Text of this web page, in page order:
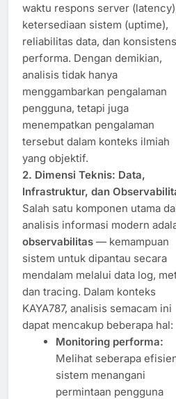
waktu respons server
ketersediaan sistem (uptime),
reliabilitas data, dan
performa. Dengan demikian,
analisis tidak hanya
menggambarkan pengalaman
pengguna, tetapi juga
menempatkan pengalaman
tersebut dalam konteks ilmiah
yang objektif.
2. Dimensi Teknis: Data,
Infrastruktur, dan
Salah satu komponen utama
analisis informasi modern
observabilitas — kemampuan
sistem untuk dipantau secara
mendalam melalui data log,
dan tracing. Dalam konteks
KAYA787, analisis semacam ini
dapat mencakup beberapa hal:
Monitoring performa:
Melihat seberapa
sistem menangani
permintaan pengguna